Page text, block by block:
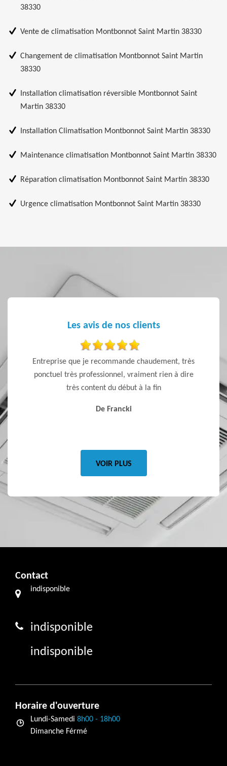
38330
Vente de climatisation Montbonnot Saint Martin 38330
Changement de climatisation Montbonnot Saint Martin
38330
Installation climatisation réversible Montbonnot Saint
Martin 38330
Installation Climatisation Montbonnot Saint Martin 38330
Maintenance climatisation Montbonnot Saint Martin 38330
Réparation climatisation Montbonnot Saint Martin 38330
Urgence climatisation Montbonnot Saint Martin 38330
Les avis de nos clients
Entreprise que je recommande chaudement, très
ponctuel très professionnel, vraiment rien à dire
très content du début à la fin
De Francki
pas
qui
VOIR PLUS
Contact
indisponible
indisponible
indisponible
Horaire d'ouverture
Lundi-Samedi 8h00 - 18h00
Dimanche Férmé